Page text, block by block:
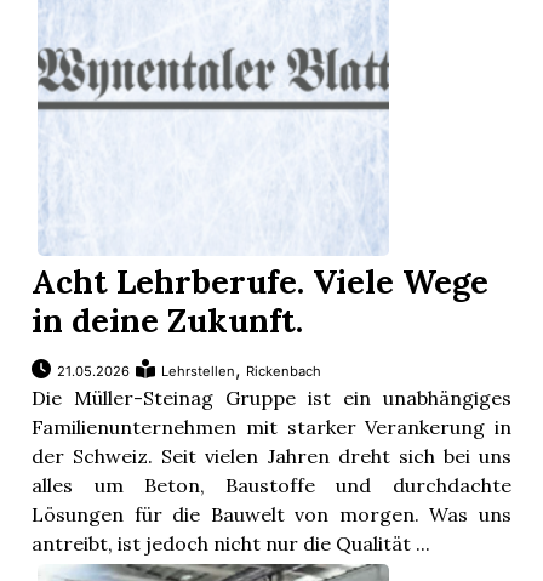
Acht Lehrberufe. Viele Wege
in deine Zukunft.
21.05.2026 Lehrstellen, Rickenbach
Die Müller-Steinag Gruppe ist ein unabhängiges
Familienunternehmen mit starker Verankerung in
der Schweiz. Seit vielen Jahren dreht sich bei uns
alles um Beton, Baustoffe und durchdachte
Lösungen für die Bauwelt von morgen. Was uns
antreibt, ist jedoch nicht nur die Qualität ...